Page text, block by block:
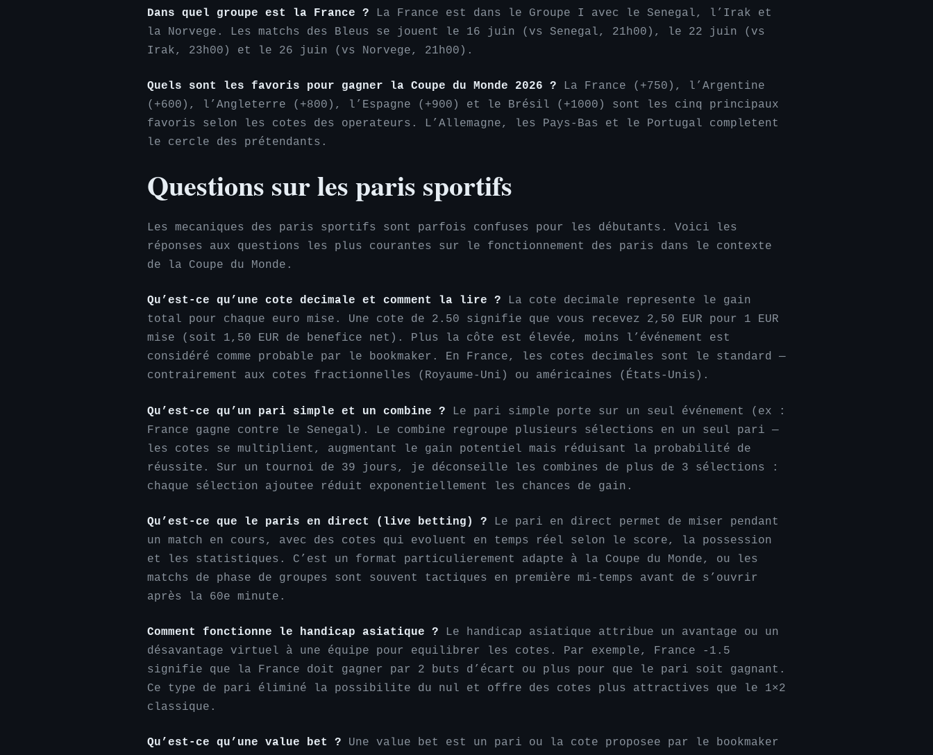
Dans quel groupe est la France ? La France est dans le Groupe I avec le Senegal, l’Irak et
la Norvege. Les matchs des Bleus se jouent le 16 juin (vs Senegal, 21h00), le 22 juin (vs
Irak, 23h00) et le 26 juin (vs Norvege, 21h00).
Quels sont les favoris pour gagner la Coupe du Monde 2026 ? La France (+750), l’Argentine
(+600), l’Angleterre (+800), l’Espagne (+900) et le Brésil (+1000) sont les cinq principaux
favoris selon les cotes des operateurs. L’Allemagne, les Pays-Bas et le Portugal completent
le cercle des prétendants.
Questions sur les paris sportifs
Les mecaniques des paris sportifs sont parfois confuses pour les débutants. Voici les
réponses aux questions les plus courantes sur le fonctionnement des paris dans le contexte
de la Coupe du Monde.
Qu’est-ce qu’une cote decimale et comment la lire ? La cote decimale represente le gain
total pour chaque euro mise. Une cote de 2.50 signifie que vous recevez 2,50 EUR pour 1 EUR
mise (soit 1,50 EUR de benefice net). Plus la côte est élevée, moins l’événement est
considéré comme probable par le bookmaker. En France, les cotes decimales sont le standard —
contrairement aux cotes fractionnelles (Royaume-Uni) ou américaines (États-Unis).
Qu’est-ce qu’un pari simple et un combine ? Le pari simple porte sur un seul événement (ex :
France gagne contre le Senegal). Le combine regroupe plusieurs sélections en un seul pari —
les cotes se multiplient, augmentant le gain potentiel mais réduisant la probabilité de
réussite. Sur un tournoi de 39 jours, je déconseille les combines de plus de 3 sélections :
chaque sélection ajoutee réduit exponentiellement les chances de gain.
Qu’est-ce que le paris en direct (live betting) ? Le pari en direct permet de miser pendant
un match en cours, avec des cotes qui evoluent en temps réel selon le score, la possession
et les statistiques. C’est un format particulierement adapte à la Coupe du Monde, ou les
matchs de phase de groupes sont souvent tactiques en première mi-temps avant de s’ouvrir
après la 60e minute.
Comment fonctionne le handicap asiatique ? Le handicap asiatique attribue un avantage ou un
désavantage virtuel à une équipe pour equilibrer les cotes. Par exemple, France -1.5
signifie que la France doit gagner par 2 buts d’écart ou plus pour que le pari soit gagnant.
Ce type de pari éliminé la possibilite du nul et offre des cotes plus attractives que le 1×2
classique.
Qu’est-ce qu’une value bet ? Une value bet est un pari ou la cote proposee par le bookmaker